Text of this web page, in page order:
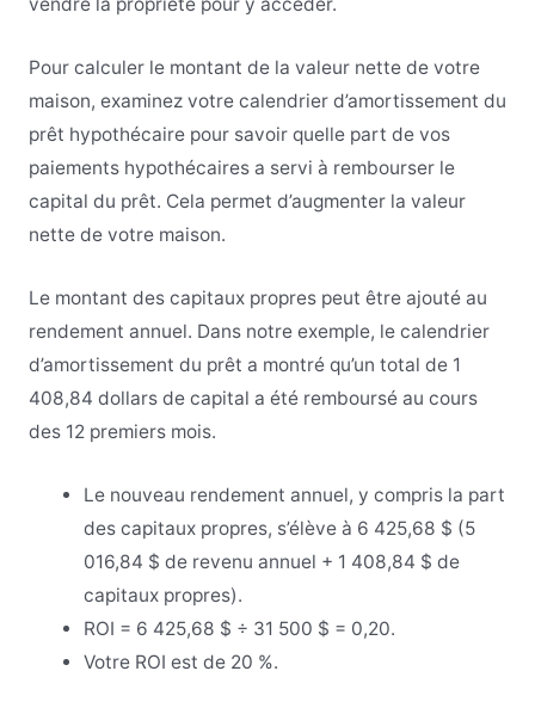
vendre la propriété pour y accéder.
Pour calculer le montant de la valeur nette de votre
maison, examinez votre calendrier d’amortissement du
prêt hypothécaire pour savoir quelle part de vos
paiements hypothécaires a servi à rembourser le
capital du prêt. Cela permet d’augmenter la valeur
nette de votre maison.
Le montant des capitaux propres peut être ajouté au
rendement annuel. Dans notre exemple, le calendrier
d’amortissement du prêt a montré qu’un total de 1
408,84 dollars de capital a été remboursé au cours
des 12 premiers mois.
Le nouveau rendement annuel, y compris la part
des capitaux propres, s’élève à 6 425,68 $ (5
016,84 $ de revenu annuel + 1 408,84 $ de
capitaux propres).
ROI = 6 425,68 $ ÷ 31 500 $ = 0,20.
Votre ROI est de 20 %.